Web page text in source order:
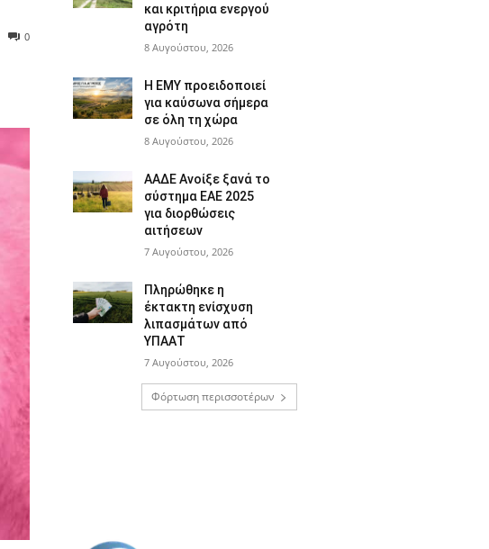
0
και κριτήρια ενεργού
αγρότη
8 Αυγούστου, 2026
Η ΕΜΥ προειδοποιεί
για καύσωνα σήμερα
σε όλη τη χώρα
8 Αυγούστου, 2026
ΑΑΔΕ Ανοίξε ξανά το
σύστημα ΕΑΕ 2025
για διορθώσεις
αιτήσεων
7 Αυγούστου, 2026
Πληρώθηκε η
έκτακτη ενίσχυση
λιπασμάτων από
ΥΠΑΑΤ
7 Αυγούστου, 2026
Φόρτωση περισσοτέρων